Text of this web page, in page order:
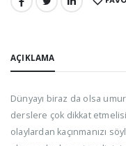
PAYLAŞ:
AÇIKLAMA
Dünyayı biraz da olsa
derslere çok dikkat
olaylardan kaçınmanızı